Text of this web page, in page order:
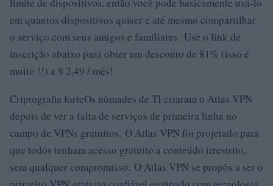
em quantos dispositivos quiser e até mesmo compartilhar
o serviço com seus amigos e familiares. Use o link de
inscrição abaixo para obter um desconto de 81% (isso é
muito !!) a $ 2,49 / mês!
Criptografia forteOs nômades de TI criaram o Atlas VPN
depois de ver a falta de serviços de primeira linha no
campo de VPNs gratuitos. O Atlas VPN foi projetado para
que todos tenham acesso gratuito a conteúdo irrestrito,
sem qualquer compromisso. O Atlas VPN se propôs a ser o